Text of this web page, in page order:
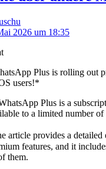
2026 um 18:35
Plus is rolling out
users!*
Plus is a
to a limited number of
article provides a
features, and it
them.